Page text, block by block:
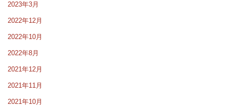
2023年3月
2022年12月
2022年10月
2022年8月
2021年12月
2021年11月
2021年10月